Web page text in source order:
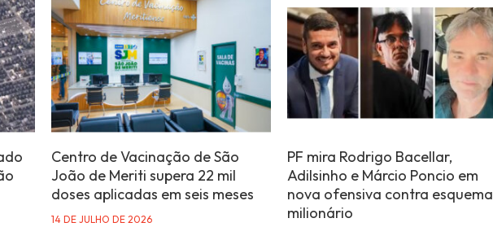
Centro de Vacinação de São
João de Meriti supera 22 mil
doses aplicadas em seis meses
14 DE JULHO DE 2026
PF mira Rodrigo Bacellar,
Adilsinho e Márcio Poncio em
nova ofensiva contra esquema
milionário